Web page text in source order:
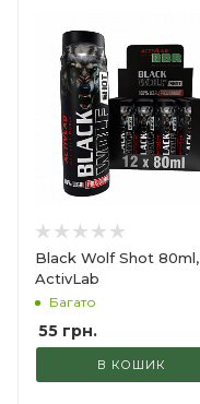
Black Wolf Shot 80ml,
ActivLab
Багато
55 грн.
В КОШИК